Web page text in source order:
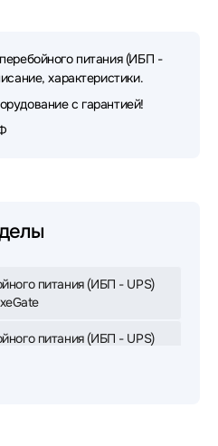
питания (ИБП -
характеристики.
с гарантией!
питания (ИБП - UPS)
питания (ИБП - UPS)